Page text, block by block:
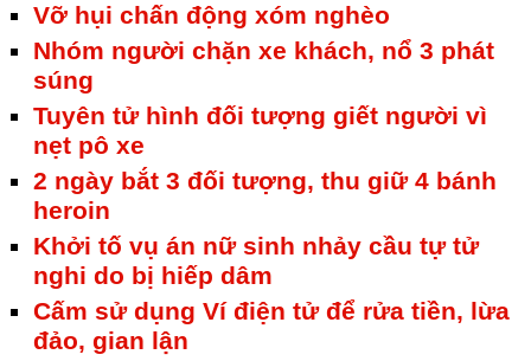
Vỡ hụi chấn động xóm nghèo
Nhóm người chặn xe khách, nổ 3 phát
súng
Tuyên tử hình đối tượng giết người vì
nẹt pô xe
2 ngày bắt 3 đối tượng, thu giữ 4 bánh
heroin
Khởi tố vụ án nữ sinh nhảy cầu tự tử
nghi do bị hiếp dâm
Cấm sử dụng Ví điện tử để rửa tiền, lừa
đảo, gian lận